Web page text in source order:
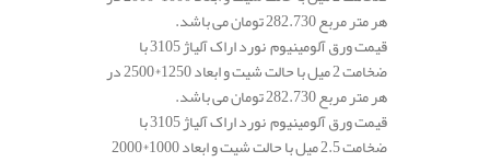
هر متر مربع 282.730 تومان می باشد.
قیمت ورق آلومینیوم نورد اراک آلیاژ 3105 با
ضخامت 2 میل با حالت شیت و ابعاد 1250*2500 در
هر متر مربع 282.730 تومان می باشد.
قیمت ورق آلومینیوم نورد اراک آلیاژ 3105 با
ضخامت 2.5 میل با حالت شیت و ابعاد 1000*2000